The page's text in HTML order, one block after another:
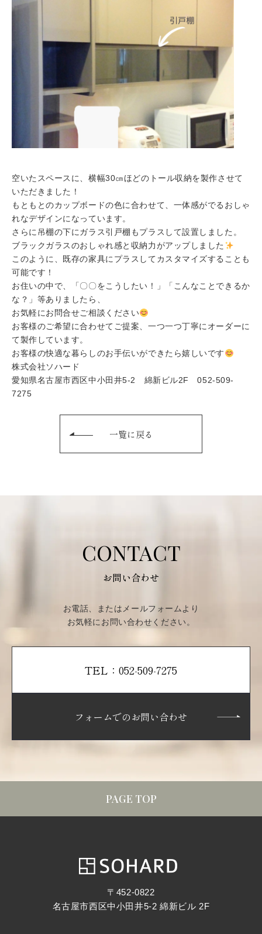
空いたスペースに、横幅30㎝ほどのトール収納を製作させて
いただきました！
もともとのカップボードの色に合わせて、一体感がでるおしゃ
れなデザインになっています。
さらに吊棚の下にガラス引戸棚もプラスして設置しました。
ブラックガラスのおしゃれ感と収納力がアップしました
このように、既存の家具にプラスしてカスタマイズすることも
可能です！
お住いの中で、「〇〇をこうしたい！」「こんなことできるか
な？」等ありましたら、
お気軽にお問合せご相談ください
お客様のご希望に合わせてご提案、一つ一つ丁寧にオーダーに
て製作しています。
お客様の快適な暮らしのお手伝いができたら嬉しいです
株式会社ソハード
愛知県名古屋市西区中小田井5-2 綿新ビル2F 052-509-
7275
一覧に戻る
CONTACT
お問い合わせ
お電話、またはメールフォームより
お気軽にお問い合わせください。
TEL：052-509-7275
フォームでのお問い合わせ
PAGE TOP
〒452-0822
名古屋市西区中小田井5-2 綿新ビル 2F